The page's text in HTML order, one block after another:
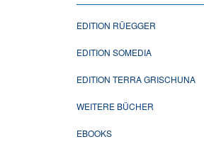
EDITION RÜEGGER
EDITION SOMEDIA
EDITION TERRA GRISCHUNA
WEITERE BÜCHER
EBOOKS